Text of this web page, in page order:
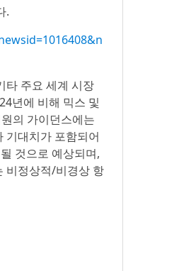
.
타 주요 세계 시장
년에 비해 믹스 및
의 가이던스에는
기대치가 포함되어
것으로 예상되며,
비정상적/비경상 항